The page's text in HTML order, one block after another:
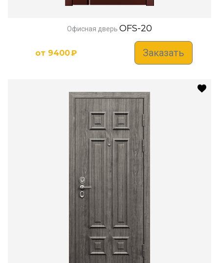
Офисная дверь OFS-20
от 9400₽ Заказать